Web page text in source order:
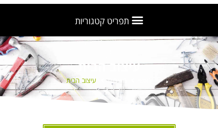
עיצוב הבית
מוצרים עיצוב הבית